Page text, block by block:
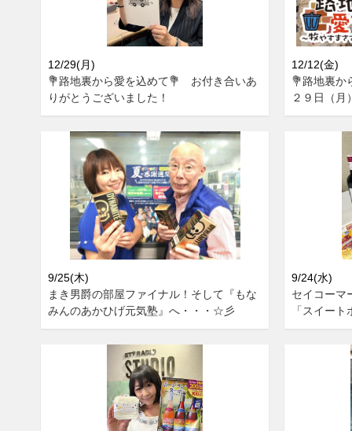
12/29(月)
💐路地裏から愛を込めて💐 お付き合いあ
りがとうございました！
12/12(金)
💐路地裏か
２９日（月
9/25(木)
まき男爵の部屋ファイナル！そして『もな
みんのあかひげ元気塾』へ・・・☆彡
9/24(水)
セイコー
「スイー